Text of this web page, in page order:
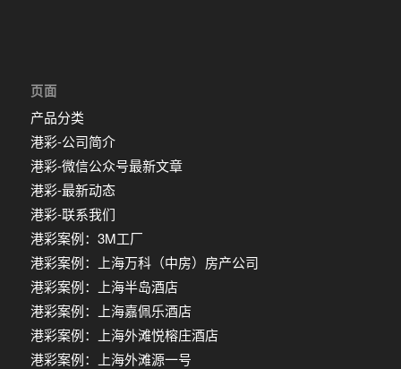
页面
产品分类
港彩-公司简介
港彩-微信公众号最新文章
港彩-最新动态
港彩-联系我们
港彩案例：3M工厂
港彩案例：上海万科（中房）房产公司
港彩案例：上海半岛酒店
港彩案例：上海嘉佩乐酒店
港彩案例：上海外滩悦榕庄酒店
港彩案例：上海外滩源一号